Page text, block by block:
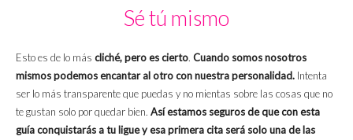
Sé tú mismo
Esto es de lo más cliché, pero es cierto. Cuando somos nosotros
mismos podemos encantar al otro con nuestra personalidad. Intenta
ser lo más transparente que puedas y no mientas sobre las cosas que no
te gustan solo por quedar bien. Así estamos seguros de que con esta
guía conquistarás a tu ligue y esa primera cita será solo una de las